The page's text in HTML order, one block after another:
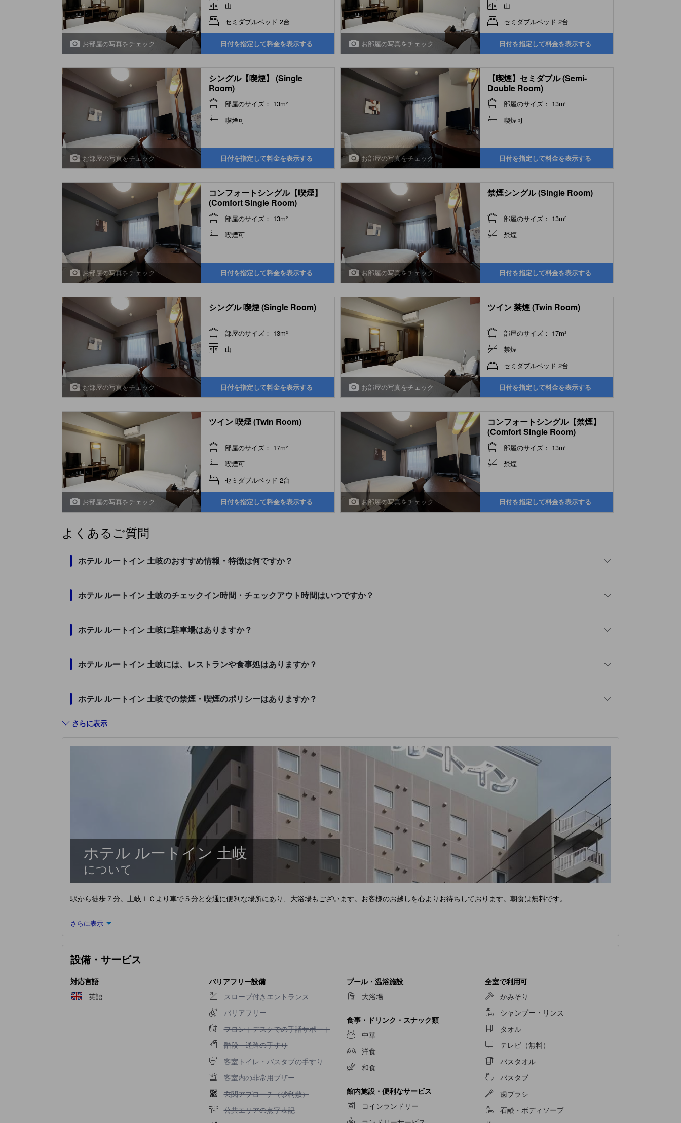
お部屋の写真をチェック
山
セミダブルベッド 2台
日付を指定して料金を表示する お部屋の写真をチェック
山
セミダブルベッド 2台
日付を指定して料金を表示する
お部屋の写真をチェック
シングル【喫煙】 (Single
Room)
部屋のサイズ： 13m²
喫煙可
日付を指定して料金を表示する お部屋の写真をチェック
【喫煙】セミダブル (Semi-
Double Room)
部屋のサイズ： 13m²
喫煙可
日付を指定して料金を表示する
お部屋の写真をチェック
コンフォートシングル【喫煙】
(Comfort Single Room)
部屋のサイズ： 13m²
喫煙可
日付を指定して料金を表示する お部屋の写真をチェック
禁煙シングル (Single Room)
部屋のサイズ： 13m²
禁煙
日付を指定して料金を表示する
お部屋の写真をチェック
シングル 喫煙 (Single Room)
部屋のサイズ： 13m²
山
日付を指定して料金を表示する お部屋の写真をチェック
ツイン 禁煙 (Twin Room)
部屋のサイズ： 17m²
禁煙
セミダブルベッド 2台
日付を指定して料金を表示する
お部屋の写真をチェック
ツイン 喫煙 (Twin Room)
部屋のサイズ： 17m²
喫煙可
セミダブルベッド 2台
日付を指定して料金を表示する お部屋の写真をチェック
コンフォートシングル【禁煙】
(Comfort Single Room)
部屋のサイズ： 13m²
禁煙
日付を指定して料金を表示する
よくあるご質問
ホテル ルートイン 土岐のおすすめ情報・特徴は何ですか？
ホテル ルートイン 土岐のチェックイン時間・チェックアウト時間はいつですか？
ホテル ルートイン 土岐に駐車場はありますか？
ホテル ルートイン 土岐には、レストランや食事処はありますか？
ホテル ルートイン 土岐での禁煙・喫煙のポリシーはありますか？
さらに表示
ホテル ルートイン 土岐
について
駅から徒歩７分。土岐ＩＣより車で５分と交通に便利な場所にあり、大浴場もございます。お客様のお越しを心よりお待ちしております。朝食は無料です。
さらに表示
設備・サービス
対応言語
英語
バリアフリー設備
スロープ付きエントランス不可
スロープ付きエントランス
バリアフリー不可
バリアフリー
フロントデスクでの手話サポート不可
フロントデスクでの手話サポート
階段・通路の手すり不可
階段・通路の手すり
客室トイレ・バスタブの手すり不可
客室トイレ・バスタブの手すり
客室内の非常用ブザー不可
客室内の非常用ブザー
玄関アプローチ（砂利敷）不可
玄関アプローチ（砂利敷）
公共エリアの点字表記不可
公共エリアの点字表記
プール・温浴施設
大浴場
食事・ドリンク・スナック類
中華
洋食
和食
館内施設・便利なサービス
コインランドリー
全室で利用可
かみそり
シャンプー・リンス
タオル
テレビ（無料）
バスタオル
バスタブ
歯ブラシ
石鹸・ボディソープ